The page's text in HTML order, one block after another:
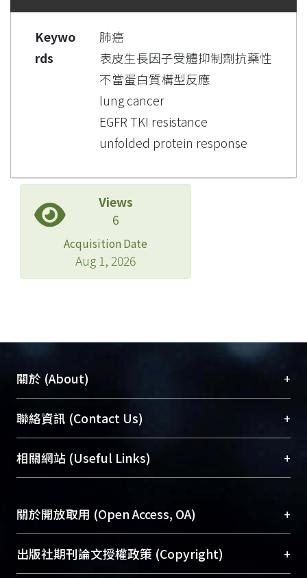
Keywo
rds
肺癌
表皮生長因子受體抑制劑抗藥性
不當蛋白質構型反應
lung cancer
EGFR TKI resistance
unfolded protein response
Views
6
Acquisition Date
Aug 1, 2026
關於 (About) +
臺大位居世界頂尖大學之列，為永久珍藏及向國際
展現本校豐碩的研究成果及學術能量，圖書館整合
機構典藏（NTUR）與學術庫（AH）不同功能平
台，成為臺大學術典藏NTU scholars。期能整合研
成果。
To permanently archive and promote researcher
profiles and scholarly works, Library integrates the
services of “NTU Repository” with “Academic
聯絡資訊 (Contact Us) +
總館學科館員(Main Library)
醫學圖書館學科館員(Medical Library)
Sciences Library)
相關網站 (Useful Links) +
關於開放取用 (Open Access, OA) +
開放取用是從使用者角度提升資訊取用性的社會運
動，應用在學術研究上是透過將研究著作公開供使
出版社期刊論文授權政策 (Copyright) +